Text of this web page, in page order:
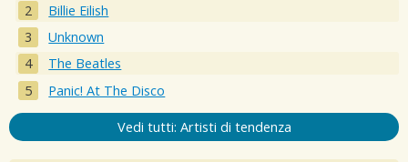
Billie Eilish
Unknown
The Beatles
Panic! At The Disco
Vedi tutti: Artisti di tendenza